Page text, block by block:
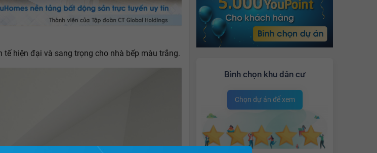
Bình chọn khu dân cư
Chọn dự án để xem
hiện đại và sang trọng cho nhà bếp màu trắng.